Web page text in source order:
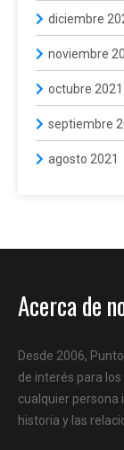
diciembre
noviembre
octubre 2021
septiembre
agosto 2021
Acerca de
Desde 2006,
de interés para
cualquier persona
historia y las